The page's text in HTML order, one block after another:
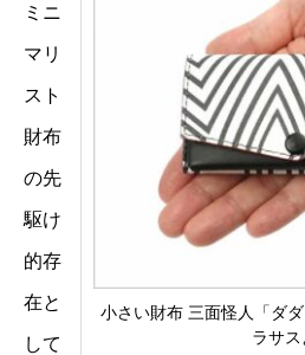
小さい財布 三面怪人「ダ
ラサス
ミニ
マリ
スト
財布
の先
駆け
的存
在と
して